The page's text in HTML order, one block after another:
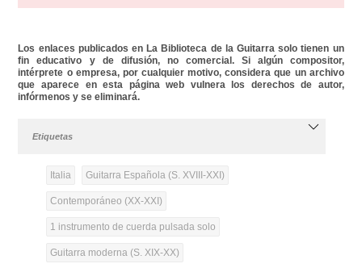
Los enlaces publicados en La Biblioteca de la Guitarra solo tienen un
fin educativo y de difusión, no comercial. Si algún compositor,
intérprete o empresa, por cualquier motivo, considera que un archivo
que aparece en esta página web vulnera los derechos de autor,
infórmenos y se eliminará.
Etiquetas
Italia Guitarra Española (S. XVIII-XXI)
Contemporáneo (XX-XXI)
1 instrumento de cuerda pulsada solo
Guitarra moderna (S. XIX-XX)